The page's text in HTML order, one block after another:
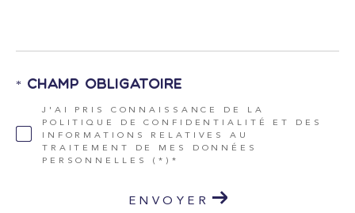
J'AI PRIS CONNAISSANCE DE LA
POLITIQUE DE CONFIDENTIALITÉ ET DES
INFORMATIONS RELATIVES AU
TRAITEMENT DE MES DONNÉES
PERSONNELLES (*)*
* Champ obligatoire
ENVOYER